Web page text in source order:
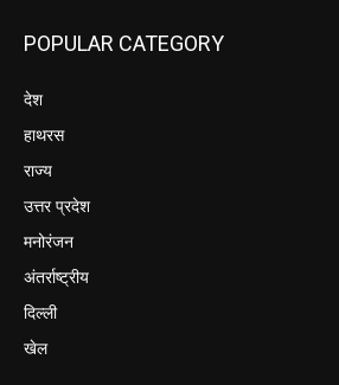
POPULAR CATEGORY
देश
हाथरस
राज्य
उत्तर प्रदेश
मनोरंजन
अंतर्राष्ट्रीय
दिल्ली
खेल